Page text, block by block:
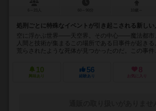
処刑ごとに特殊なイベントが引き起こされる新しい
空に浮かぶ世界――天空界。その中心――魔法都市
人間と技術が集まるこの場所である日事件が起き
荒らされたような死体が見つかったのだ。この事件
10
興味あり
56
経験あり
8
お気に入り